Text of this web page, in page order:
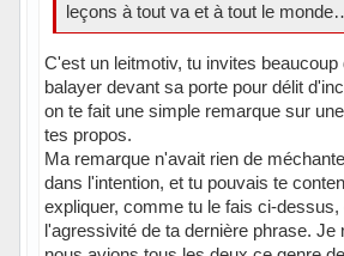
leçons à tout va et à tout le
C'est un leitmotiv, tu invites beaucoup
balayer devant sa porte pour délit
on te fait une simple remarque sur
tes propos.
Ma remarque n'avait rien de
dans l'intention, et tu pouvais te
expliquer, comme tu le fais ci-dessus,
l'agressivité de ta dernière phrase. Je